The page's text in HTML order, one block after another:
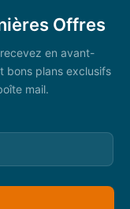
Offres
en avant-
bons plans exclusifs
mail.